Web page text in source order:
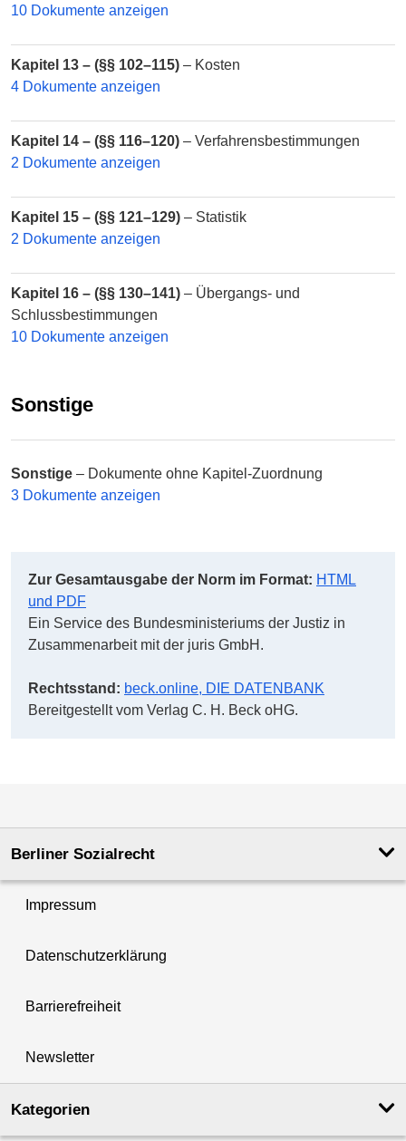
10 Dokumente anzeigen
Kapitel 13 – (§§ 102–115) – Kosten
4 Dokumente anzeigen
Kapitel 14 – (§§ 116–120) – Verfahrensbestimmungen
2 Dokumente anzeigen
Kapitel 15 – (§§ 121–129) – Statistik
2 Dokumente anzeigen
Kapitel 16 – (§§ 130–141) – Übergangs- und
Schlussbestimmungen
10 Dokumente anzeigen
Sonstige
Sonstige – Dokumente ohne Kapitel-Zuordnung
3 Dokumente anzeigen
Zur Gesamtausgabe der Norm im Format: HTML
und PDF
Ein Service des Bundesministeriums der Justiz in
Zusammenarbeit mit der juris GmbH.
Rechtsstand: beck.online, DIE DATENBANK
Bereitgestellt vom Verlag C. H. Beck oHG.
Berliner Sozialrecht
Impressum
Datenschutzerklärung
Barrierefreiheit
Newsletter
Kategorien